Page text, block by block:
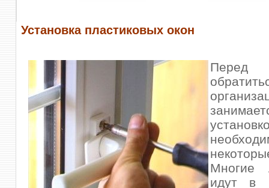
Установка пластиковых окон
Многие
идут в